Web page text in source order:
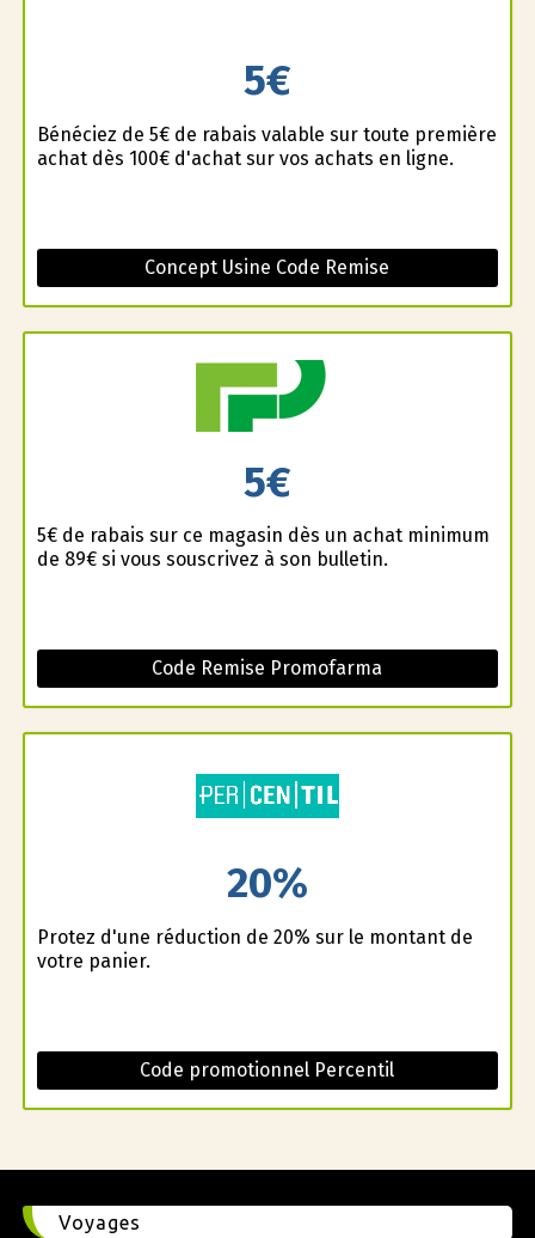
5€
Bénéficiez de 5€ de rabais valable sur toute première
achat dès 100€ d'achat sur vos achats en ligne.
Concept Usine Code Remise
5€
5€ de rabais sur ce magasin dès un achat minimum
de 89€ si vous souscrivez à son bulletin.
Code Remise Promofarma
20%
Profitez d'une réduction de 20% sur le montant de
votre panier.
Code promotionnel Percentil
Voyages